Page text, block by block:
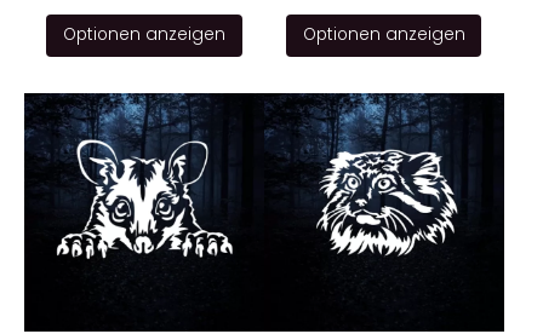
Optionen anzeigen Optionen anzeigen